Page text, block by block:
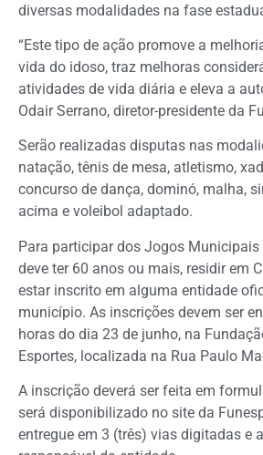
diversas modalidades na fase
“Este tipo de ação promove a
vida do idoso, traz melhoras
atividades de vida diária e eleva a
Odair Serrano, diretor-presidente da
Serão realizadas disputas nas
natação, tênis de mesa, atletismo,
concurso de dança, dominó, malha,
acima e voleibol adaptado.
Para participar dos Jogos Municipais
deve ter 60 anos ou mais, residir em
estar inscrito em alguma entidade
município. As inscrições devem ser
horas do dia 23 de junho, na
Esportes, localizada na Rua Paulo
A inscrição deverá ser feita em
será disponibilizado no site da
entregue em 3 (três) vias digitadas e